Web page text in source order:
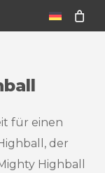
für einen
der
Highball